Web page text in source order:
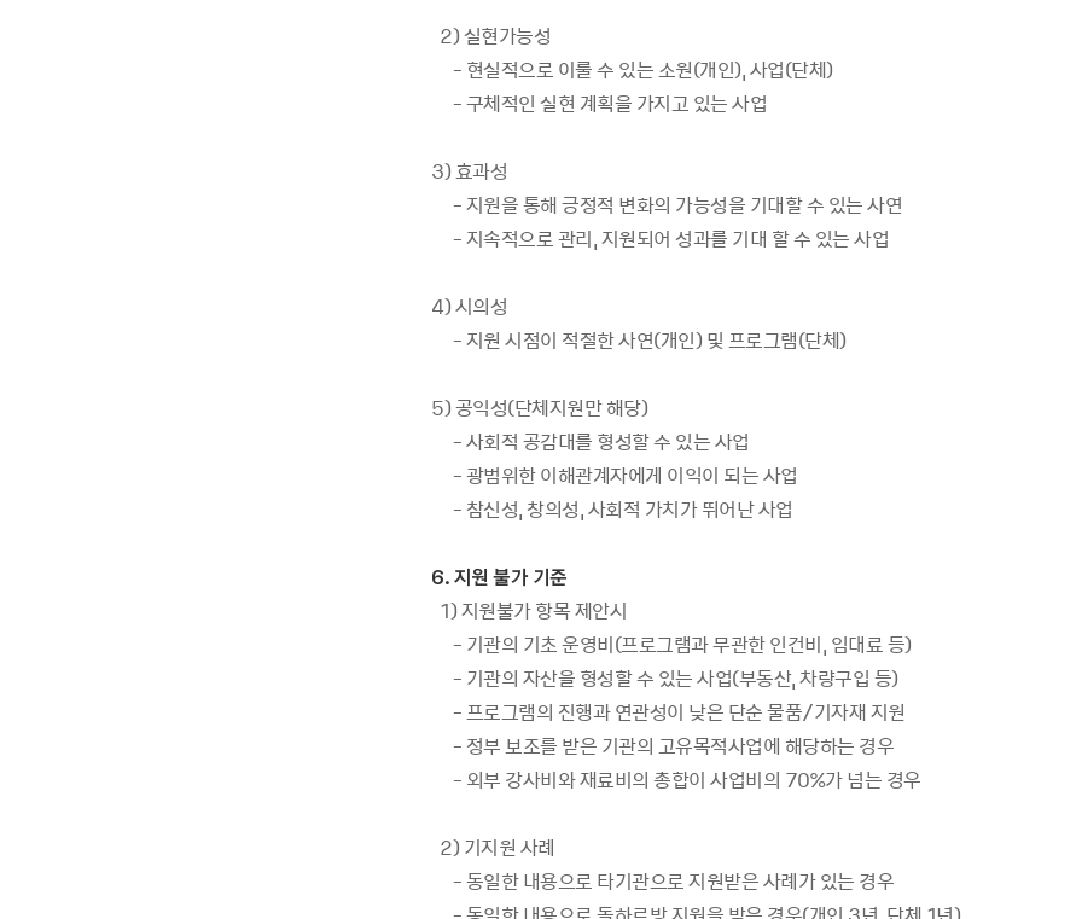
2) 실현가능성
- 현실적으로 이룰 수 있는 소원(개인), 사업(단체)
- 구체적인 실현 계획을 가지고 있는 사업
3) 효과성
- 지원을 통해 긍정적 변화의 가능성을 기대할 수 있는 사연
- 지속적으로 관리, 지원되어 성과를 기대 할 수 있는 사업
4) 시의성
- 지원 시점이 적절한 사연(개인) 및 프로그램(단체)
5) 공익성(단체지원만 해당)
- 사회적 공감대를 형성할 수 있는 사업
- 광범위한 이해관계자에게 이익이 되는 사업
- 참신성, 창의성, 사회적 가치가 뛰어난 사업
6. 지원 불가 기준
1) 지원불가 항목 제안시
- 기관의 기초 운영비(프로그램과 무관한 인건비, 임대료 등)
- 기관의 자산을 형성할 수 있는 사업(부동산, 차량구입 등)
- 프로그램의 진행과 연관성이 낮은 단순 물품/기자재 지원
- 정부 보조를 받은 기관의 고유목적사업에 해당하는 경우
- 외부 강사비와 재료비의 총합이 사업비의 70%가 넘는 경우
2) 기지원 사례
- 동일한 내용으로 타기관으로 지원받은 사례가 있는 경우